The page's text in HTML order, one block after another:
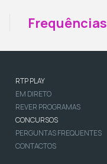
Frequências
RTP PLAY
EM DIRETO
REVER PROGRAMAS
CONCURSOS
PERGUNTAS FREQUENTES
CONTACTOS